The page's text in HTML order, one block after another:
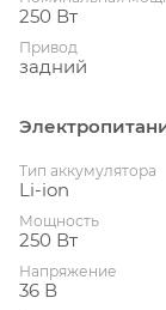
250 Вт
Привод
задний
Тип аккумулятора
Li-ion
Мощность
250 Вт
Напряжение
36 В